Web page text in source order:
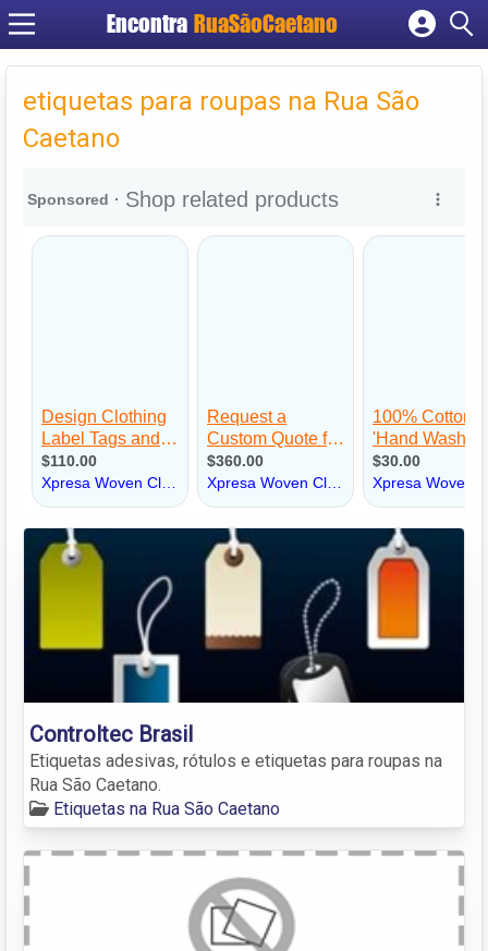
Encontra RuaSãoCaetano
Cadastrar empresa
Criar conta
etiquetas para roupas na Rua São
Caetano
Controltec Brasil
Etiquetas adesivas, rótulos e etiquetas para roupas na
Rua São Caetano.
Etiquetas na Rua São Caetano